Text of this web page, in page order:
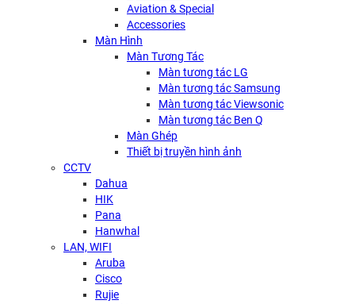
Aviation & Special
Accessories
Màn Hình
Màn Tương Tác
Màn tương tác LG
Màn tương tác Samsung
Màn tương tác Viewsonic
Màn tương tác Ben Q
Màn Ghép
Thiết bị truyền hình ảnh
CCTV
Dahua
HIK
Pana
Hanwhal
LAN, WIFI
Aruba
Cisco
Rujie